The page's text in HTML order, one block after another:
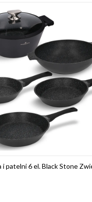
i patelni 6 el. Black Stone